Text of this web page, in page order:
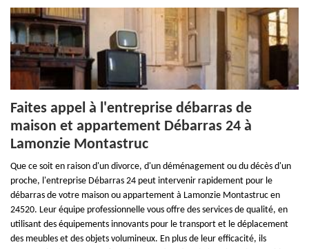
Faites appel à l'entreprise débarras de
maison et appartement Débarras 24 à
Lamonzie Montastruc
Que ce soit en raison d'un divorce, d'un déménagement ou du décès d'un
proche, l'entreprise Débarras 24 peut intervenir rapidement pour le
débarras de votre maison ou appartement à Lamonzie Montastruc en
24520. Leur équipe professionnelle vous offre des services de qualité, en
utilisant des équipements innovants pour le transport et le déplacement
des meubles et des objets volumineux. En plus de leur efficacité, ils